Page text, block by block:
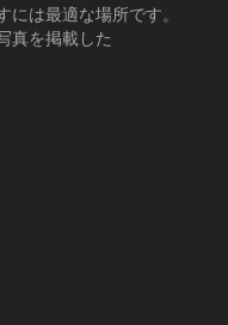
は最適な場所です。
真を掲載した